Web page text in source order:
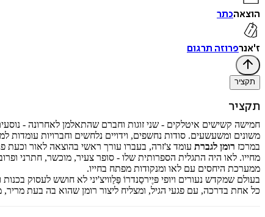
הוצאהכתר
ז'אנרפרוזה תרגום
תקציר
תקציר
חמישה קשישים איטלקים - שני זוגות וחברם שהתאלמן לאחרונה -
משונים ומשעשעים. סודות נחשפים, וידויים נלחשים וחברויות עומדות
במרכז רומן לגברת עומד צ'זרה, בעברו עורך ראשי בהוצאה לאור וכעת
מחייו. לאו היה התגלית הספרותית שלו - סופר צעיר, מוכשר, חתרני
ממערכת היחסים עם לאו ומנקודות מפתח בחייו.
בעולם שמקדש נעורים ויופי פּיֶירסַנדרוֹ פַּלַוויצ'יני לא חושש לעסוק
כל אחת בדרכה, עם פגעי הגיל, ומצליח ליצור רומן שהוא בה בעת מריר,